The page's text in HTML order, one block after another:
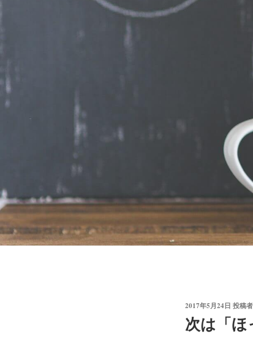
投
稿
日:
2017年5月24日 投稿
次は「ほ